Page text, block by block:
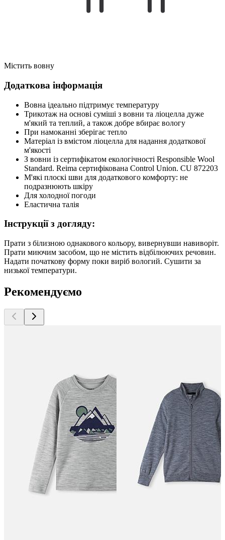
Містить вовну
Додаткова інформація
Вовна ідеально підтримує температуру
Трикотаж на основі суміші з вовни та ліоцелла дуже
м'який та теплий, а також добре вбирає вологу
При намоканні зберігає тепло
Матеріал із вмістом ліоцелла для надання додаткової
м'якості
З вовни із сертифікатом екологічності Responsible Wool
Standard. Reima сертифікована Control Union. CU 872203
М'які плоскі шви для додаткового комфорту: не
подразнюють шкіру
Для холодної погоди
Еластична талія
Інструкції з догляду:
Прати з білизною однакового кольору, вивернувши навиворіт.
Прати миючим засобом, що не містить відбілюючих речовин.
Надати початкову форму поки виріб вологий. Сушити за
низької температури.
Рекомендуємо